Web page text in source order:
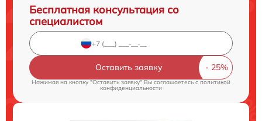
Бесплатная консультация со
специалистом
Оставить заявку
Нажимая на кнопку "Оставить заявку" Вы соглашаетесь cполитикой
конфиденциальности